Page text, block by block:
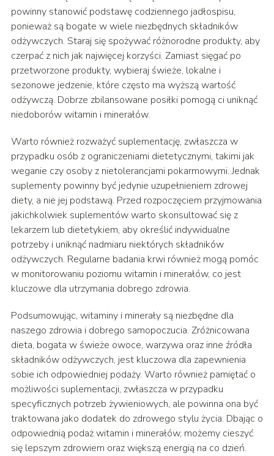
powinny stanowić podstawę codziennego jadłospisu,
ponieważ są bogate w wiele niezbędnych składników
odżywczych. Staraj się spożywać różnorodne produkty, aby
czerpać z nich jak najwięcej korzyści. Zamiast sięgać po
przetworzone produkty, wybieraj świeże, lokalne i
sezonowe jedzenie, które często ma wyższą wartość
odżywczą. Dobrze zbilansowane posiłki pomogą ci uniknąć
niedoborów witamin i minerałów.
Warto również rozważyć suplementację, zwłaszcza w
przypadku osób z ograniczeniami dietetycznymi, takimi jak
weganie czy osoby z nietolerancjami pokarmowymi. Jednak
suplementy powinny być jedynie uzupełnieniem zdrowej
diety, a nie jej podstawą. Przed rozpoczęciem przyjmowania
jakichkolwiek suplementów warto skonsultować się z
lekarzem lub dietetykiem, aby określić indywidualne
potrzeby i uniknąć nadmiaru niektórych składników
odżywczych. Regularne badania krwi również mogą pomóc
w monitorowaniu poziomu witamin i minerałów, co jest
kluczowe dla utrzymania dobrego zdrowia.
Podsumowując, witaminy i minerały są niezbędne dla
naszego zdrowia i dobrego samopoczucia. Zróżnicowana
dieta, bogata w świeże owoce, warzywa oraz inne źródła
składników odżywczych, jest kluczowa dla zapewnienia
sobie ich odpowiedniej podaży. Warto również pamiętać o
możliwości suplementacji, zwłaszcza w przypadku
specyficznych potrzeb żywieniowych, ale powinna ona być
traktowana jako dodatek do zdrowego stylu życia. Dbając o
odpowiednią podaż witamin i minerałów, możemy cieszyć
się lepszym zdrowiem oraz większą energią na co dzień.